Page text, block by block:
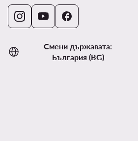
Смени държавата:
България (BG)